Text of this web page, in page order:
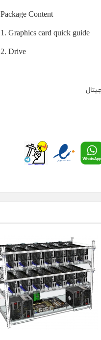
Package Content
1‎. Graphics card quick guide
2. Drive